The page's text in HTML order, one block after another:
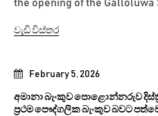
February 5, 2026
අමානා බැංකුව පොළොන්නරුව
ප්‍රථම පෞද්ගලික බැංකුව බවට
the opening of the Galloluwa
වැඩි විස්තර